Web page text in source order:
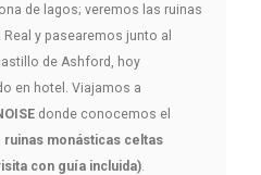
de lagos; veremos las ruinas
Real y pasearemos junto al
de Ashford, hoy
en hotel. Viajamos a
donde conocemos el
ruinas monásticas celtas
con guía incluida)